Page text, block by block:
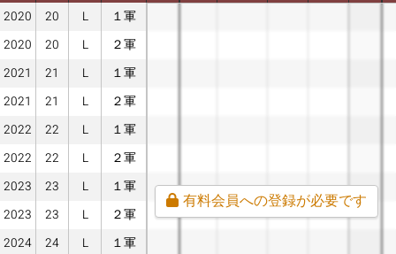
2020
20 L
１軍
2020
20 L
２軍
2021
21 L
１軍
2021
21 L
２軍
2022
22 L
１軍
2022
22 L
２軍
2023
23 L
１軍
2023
23 L
２軍
2024
24 L
１軍
有料会員への登録が必要です